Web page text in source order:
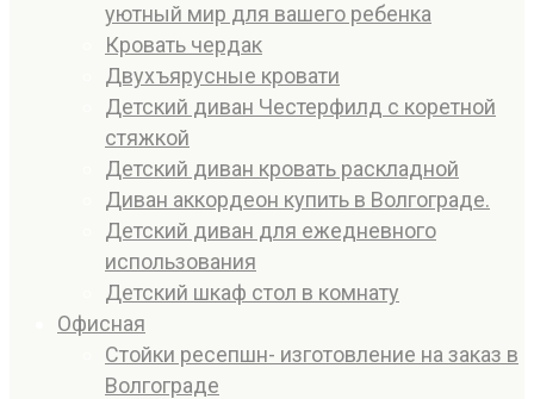
уютный мир для вашего ребенка
Кровать чердак
Двухъярусные кровати
Детский диван Честерфилд с коретной
стяжкой
Детский диван кровать раскладной
Диван аккордеон купить в Волгограде.
Детский диван для ежедневного
использования
Детский шкаф стол в комнату
Офисная
Стойки ресепшн- изготовление на заказ в
Волгограде